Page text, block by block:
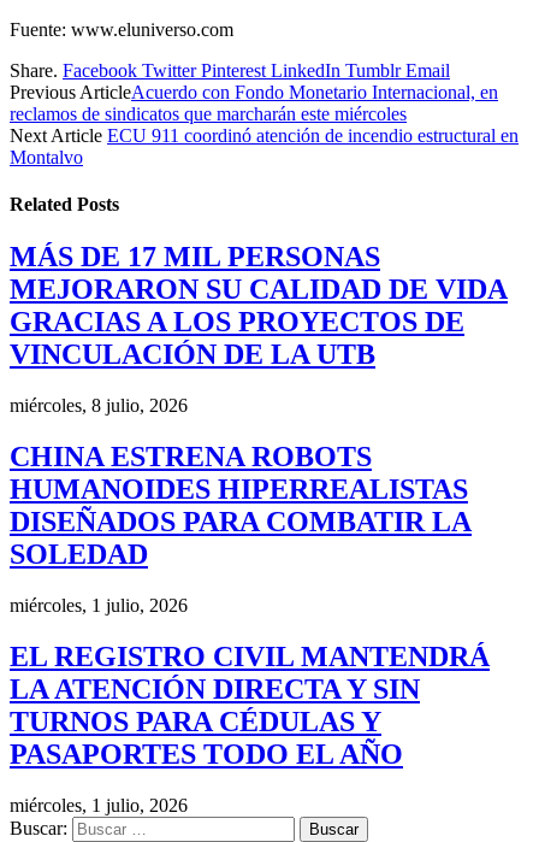
Fuente: www.eluniverso.com
Share. Facebook Twitter Pinterest LinkedIn Tumblr Email
Previous ArticleAcuerdo con Fondo Monetario Internacional, en
reclamos de sindicatos que marcharán este miércoles
Next Article ECU 911 coordinó atención de incendio estructural en
Montalvo
Related Posts
MÁS DE 17 MIL PERSONAS
MEJORARON SU CALIDAD DE VIDA
GRACIAS A LOS PROYECTOS DE
VINCULACIÓN DE LA UTB
miércoles, 8 julio, 2026
CHINA ESTRENA ROBOTS
HUMANOIDES HIPERREALISTAS
DISEÑADOS PARA COMBATIR LA
SOLEDAD
miércoles, 1 julio, 2026
EL REGISTRO CIVIL MANTENDRÁ
LA ATENCIÓN DIRECTA Y SIN
TURNOS PARA CÉDULAS Y
PASAPORTES TODO EL AÑO
miércoles, 1 julio, 2026
Buscar: